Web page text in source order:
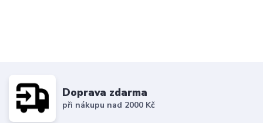
Doprava zdarma
při nákupu nad 2000 Kč